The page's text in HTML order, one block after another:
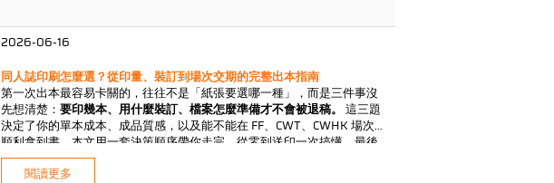
2026-06-16
同人誌印刷怎麼選？從印量、裝訂到場次交期的完整出本指南
第一次出本最容易卡關的，往往不是「紙張要選哪一種」，而是三件事沒
先想清楚： 要印幾本、用什麼裝訂、檔案怎麼準備才不會被退稿。 這三題
決定了你的單本成本、成品質感，以及能不能在 FF、CWT、CWHK 場次前
順利拿到書。本文用一套決策順序帶你走完，從零到送印一次搞懂，最後
附上送印前的自我檢查清單與場次倒數時間軸，幫你把重印與趕件的風險
降到最低。
閱讀更多